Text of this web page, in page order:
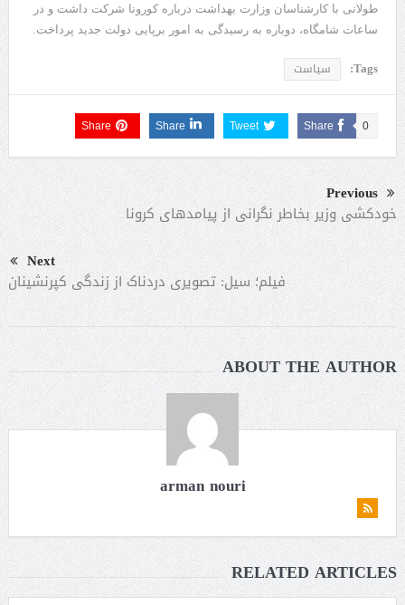
طولانی با کارشناسان وزارت بهداشت درباره کورونا شرکت داشت و در
ساعات شامگاه، دوباره به رسیدگی به امور برپایی دولت جدید پرداخت.
Tags: سیاست
Share 0
Tweet
Share
Share
Previous
خودکشی وزیر بخاطر نگرانی از پیامدهای کرونا
Next
فیلم؛ سیل: تصویری دردناک از زندگی کپرنشینان
ABOUT THE AUTHOR
arman nouri
RELATED ARTICLES